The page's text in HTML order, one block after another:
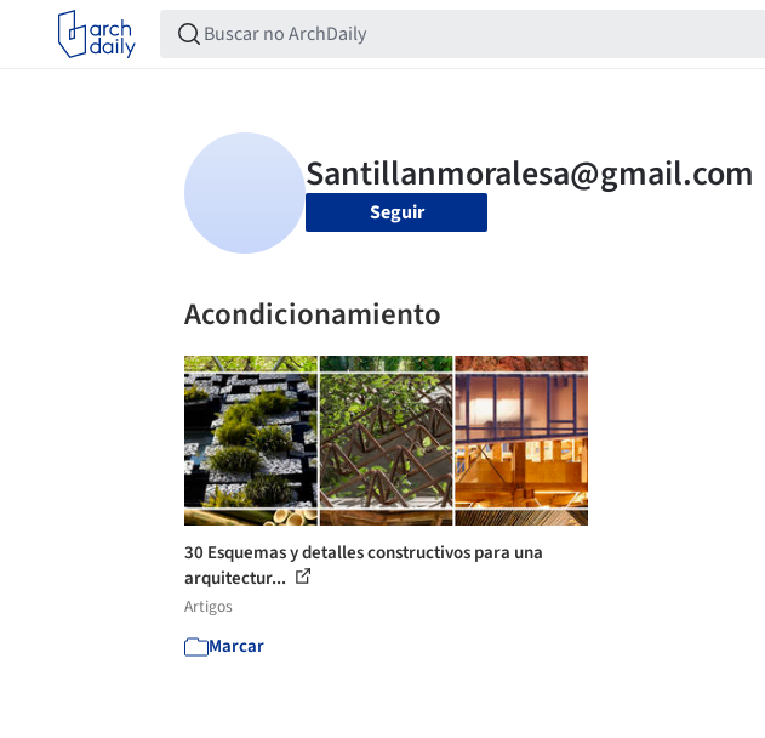
Seguir
Acondicionamiento
30 Esquemas y detalles constructivos para una
arquitectur...
Artigos
Marcar